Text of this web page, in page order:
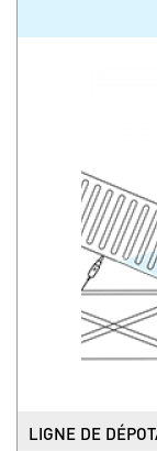
LIGNE DE